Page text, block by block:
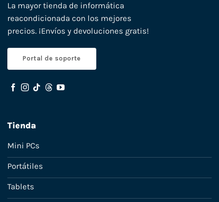
La mayor tienda de informática
reacondicionada con los mejores
precios. ¡Envíos y devoluciones gratis!
Portal de soporte
Tienda
Mini PCs
Portátiles
Tablets